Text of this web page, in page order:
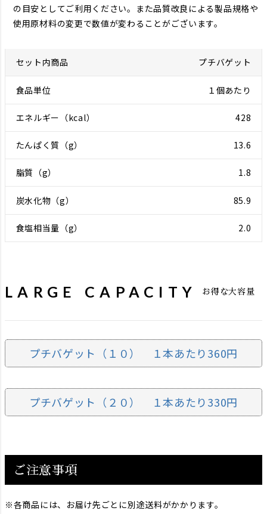
の目安としてご利用ください。また品質改良による製品規格や
使用原材料の変更で数値が変わることがございます。
プチバゲット
１個あたり
428
13.6
1.8
85.9
2.0
LARGE CAPACITY お得な大容量
プチバゲット（１０） １本あたり360円
プチバゲット（２０） １本あたり330円
ご注意事項
各商品には、お届け先ごとに別途送料がかかります。